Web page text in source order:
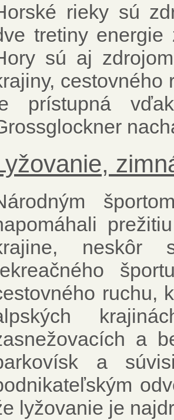
rieky sú
tretiny energie
sú aj
cestovného
prístupná
neskôr
ruchu,
a
a
lyžovanie je